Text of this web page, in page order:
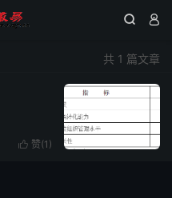
 
共 1 篇文章
 赞(1 )